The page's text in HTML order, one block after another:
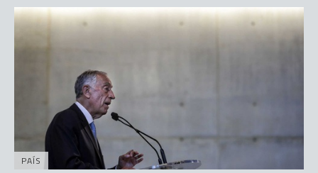
PAÍS